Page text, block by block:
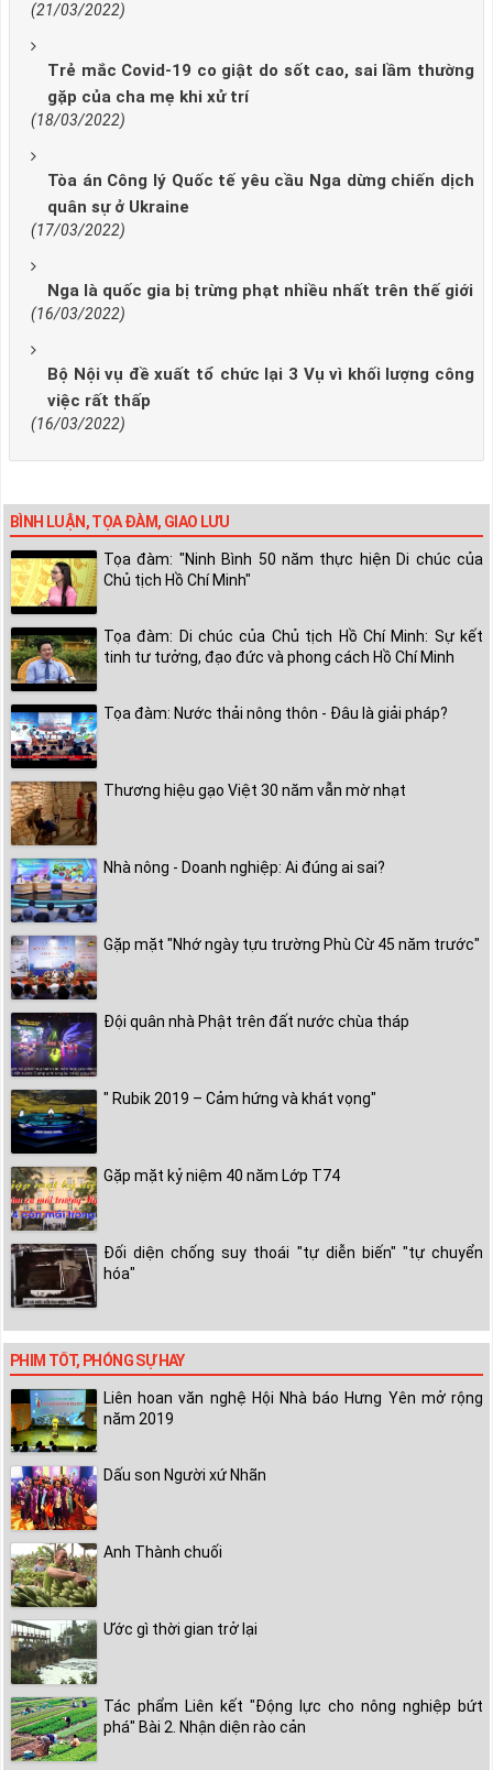
(21/03/2022)
Trẻ mắc Covid-19 co giật do sốt cao, sai lầm thường
gặp của cha mẹ khi xử trí
(18/03/2022)
Tòa án Công lý Quốc tế yêu cầu Nga dừng chiến dịch
quân sự ở Ukraine
(17/03/2022)
Nga là quốc gia bị trừng phạt nhiều nhất trên thế giới
(16/03/2022)
Bộ Nội vụ đề xuất tổ chức lại 3 Vụ vì khối lượng công
việc rất thấp
(16/03/2022)
BÌNH LUẬN, TỌA ĐÀM, GIAO LƯU
Tọa đàm: "Ninh Bình 50 năm thực hiện Di chúc của
Chủ tịch Hồ Chí Minh"
Tọa đàm: Di chúc của Chủ tịch Hồ Chí Minh: Sự kết
tinh tư tưởng, đạo đức và phong cách Hồ Chí Minh
Tọa đàm: Nước thải nông thôn - Đâu là giải pháp?
Thương hiệu gạo Việt 30 năm vẫn mờ nhạt
Nhà nông - Doanh nghiệp: Ai đúng ai sai?
Gặp mặt "Nhớ ngày tựu trường Phù Cừ 45 năm trước"
Đội quân nhà Phật trên đất nước chùa tháp
" Rubik 2019 – Cảm hứng và khát vọng"
Gặp mặt kỷ niệm 40 năm Lớp T74
Đối diện chống suy thoái "tự diễn biến" "tự chuyển
hóa"
PHIM TỐT, PHÓNG SỰ HAY
Liên hoan văn nghệ Hội Nhà báo Hưng Yên mở rộng
năm 2019
Dấu son Người xứ Nhãn
Anh Thành chuối
Ước gì thời gian trở lại
Tác phẩm Liên kết "Động lực cho nông nghiệp bứt
phá" Bài 2. Nhận diện rào cản